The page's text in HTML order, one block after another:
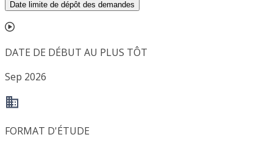
Date limite de dépôt des demandes
DATE DE DÉBUT AU PLUS TÔT
Sep 2026
FORMAT D'ÉTUDE